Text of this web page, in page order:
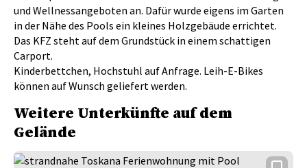
und Wellnessangeboten an. Dafür wurde eigens im Garten
in der Nähe des Pools ein kleines Holzgebäude errichtet.
Das KFZ steht auf dem Grundstück in einem schattigen
Carport.
Kinderbettchen, Hochstuhl auf Anfrage. Leih-E-Bikes
können auf Wunsch geliefert werden.
Weitere Unterkünfte auf dem
Gelände